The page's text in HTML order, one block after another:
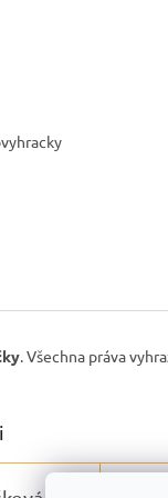
. Všechna práva